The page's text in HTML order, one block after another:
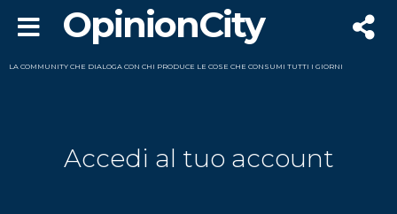
OpinionCity
LA COMMUNITY CHE DIALOGA CON CHI PRODUCE LE COSE CHE CONSUMI TUTTI I GIORNI
Accedi al tuo account